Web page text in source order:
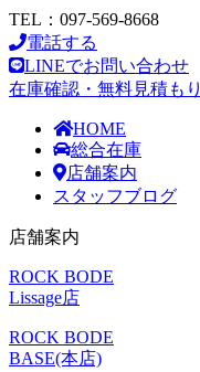
TEL：097-569-8668
電話する
LINEでお問い合わせ
在庫確認・無料見積もり
HOME
総合在庫
店舗案内
スタッフブログ
店舗案内
ROCK BODE
Lissage店
ROCK BODE
BASE(本店)